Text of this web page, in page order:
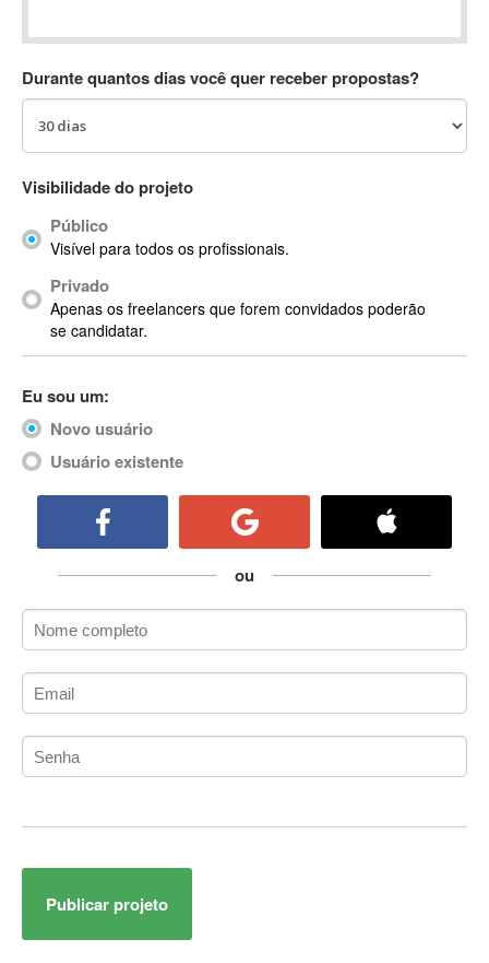
AC Drives
ACARS
AccountMate
Acrobat
Acrobat X
Acronis
ACT
ActionScript
ActionScript 3
Active Directory
ActiveX Data Objects (ADO)
ADK
Administração Acadêmica
Administração de Artistas e Repertórios
Administração de Banco de Dados
Administração de Redes
Administrador de Sistemas
Adobe After Effects
Adobe AIR
Durante quantos dias você quer receber propostas?
Visibilidade do projeto
Público
Visível para todos os profissionais.
Privado
Apenas os freelancers que forem convidados poderão
se candidatar.
Eu sou um:
Novo usuário
Usuário existente
ou
Publicar projeto